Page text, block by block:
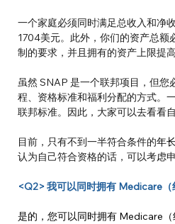
一个家庭必须同时满足总收入和净
1704美元。此外，你们的资产总
制的要求，并且拥有的资产上限提
虽然 SNAP 是一个联邦项目，但
程、资格标准和福利分配的方式。
联邦标准。因此，大家可以去看看
目前，只有不到一半符合条件的年
认为自己符合资格的话，可以考虑
<Q2> 我可以同时拥有 Medicare
是的，您可以同时拥有 Medicare